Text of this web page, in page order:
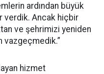
ardından büyük
verdik. Ancak hiçbir
ve şehrimizi yeniden
vazgeçmedik.”
hizmet